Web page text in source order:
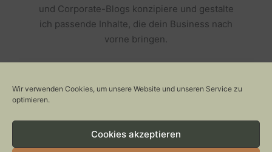
Wir verwenden Cookies, um unsere Website und unseren Service zu
optimieren.
Cookies akzeptieren
und Corporate-Blogs konzipiere und gestalte
ich passende Inhalte, die dein Business nach
vorne bringen.
ERFOLGREICH MACHEN >>
Copyright © 2026 Stylepeacock: Interior, Plants, Cats & Art